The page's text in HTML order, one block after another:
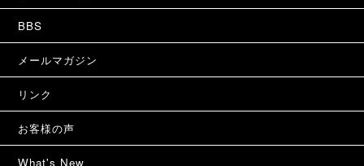
BBS
メールマガジン
リンク
お客様の声
What's New